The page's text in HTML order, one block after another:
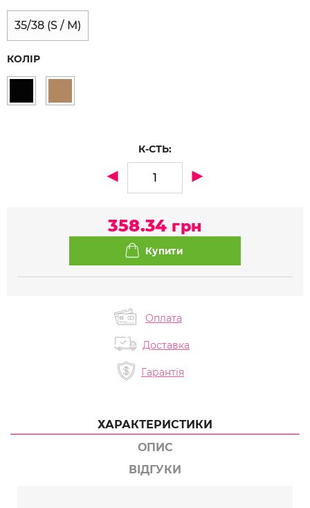
35/38 (S / M)
КОЛІР
К-СТЬ:
358.34 грн
Оплата
Доставка
Гарантія
ХАРАКТЕРИСТИКИ
ОПИС
ВІДГУКИ